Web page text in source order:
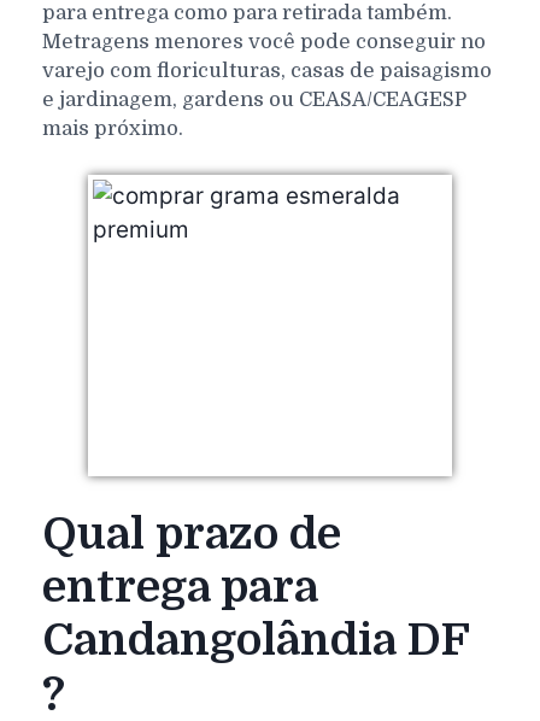
para entrega como para retirada também.
Metragens menores você pode conseguir no
varejo com floriculturas, casas de paisagismo
e jardinagem, gardens ou CEASA/CEAGESP
mais próximo.
Qual prazo de
entrega para
Candangolândia DF
?